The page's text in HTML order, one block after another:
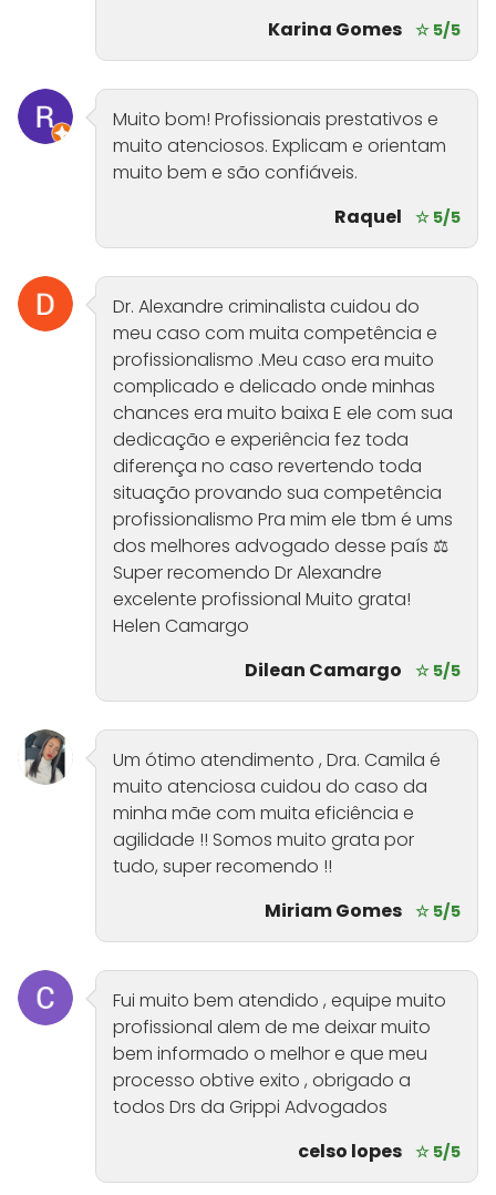
Karina Gomes ☆ 5/5
Muito bom! Profissionais prestativos e
muito atenciosos. Explicam e orientam
muito bem e são confiáveis.
Raquel
☆ 5/5
Dr. Alexandre criminalista cuidou do
meu caso com muita competência e
profissionalismo .Meu caso era muito
complicado e delicado onde minhas
chances era muito baixa E ele com sua
dedicação e experiência fez toda
diferença no caso revertendo toda
situação provando sua competência
profissionalismo Pra mim ele tbm é ums
dos melhores advogado desse país ⚖️
Super recomendo Dr Alexandre
excelente profissional Muito grata!
Helen Camargo
Dilean Camargo
☆ 5/5
Um ótimo atendimento , Dra. Camila é
muito atenciosa cuidou do caso da
minha mãe com muita eficiência e
agilidade !! Somos muito grata por
tudo, super recomendo !!
Miriam Gomes ☆ 5/5
Fui muito bem atendido , equipe muito
profissional alem de me deixar muito
bem informado o melhor e que meu
processo obtive exito , obrigado a
todos Drs da Grippi Advogados
celso lopes ☆ 5/5